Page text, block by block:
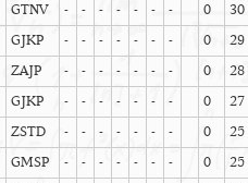
GTNV - - - - - - - 0
30
GJKP - - - - - - - 0
29
ZAJP - - - - - - - 0
28
GJKP - - - - - - - 0
27
ZSTD - - - - - - - 0
25
GMSP - - - - - - - 0
25